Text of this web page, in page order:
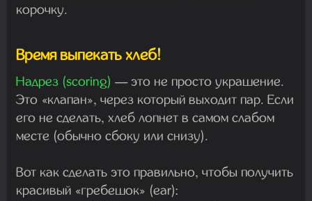
корочку.
Время выпекать хлеб!
Надрез (scoring) — это не просто украшение.
Это «клапан», через который выходит пар. Если
его не сделать, хлеб лопнет в самом слабом
месте (обычно сбоку или снизу).
Вот как сделать это правильно, чтобы получить
красивый «гребешок» (ear):